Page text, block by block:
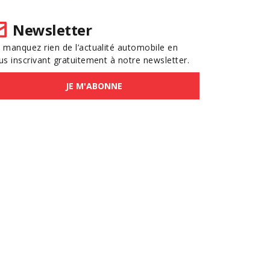
Newsletter
manquez rien de l’actualité automobile en
inscrivant gratuitement à notre newsletter.
JE M'ABONNE